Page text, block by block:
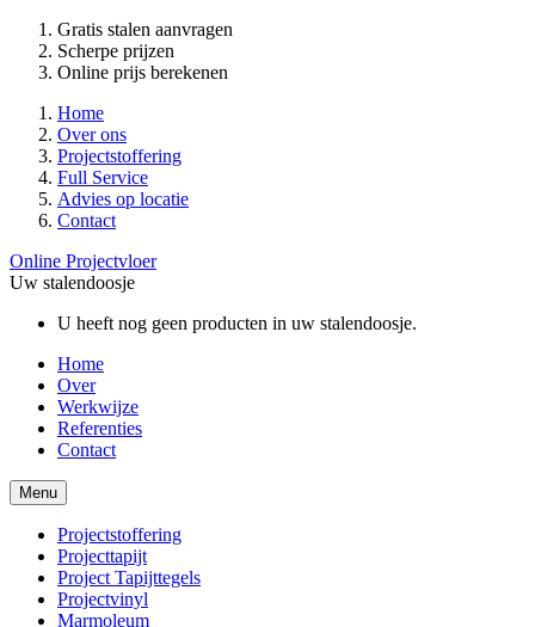
Gratis stalen aanvragen
Scherpe prijzen
Online prijs berekenen
Home
Over ons
Projectstoffering
Full Service
Advies op locatie
Contact
Online Projectvloer
Uw stalendoosje
U heeft nog geen producten in uw stalendoosje.
Home
Over
Werkwijze
Referenties
Contact
Menu
Projectstoffering
Projecttapijt
Project Tapijttegels
Projectvinyl
Marmoleum